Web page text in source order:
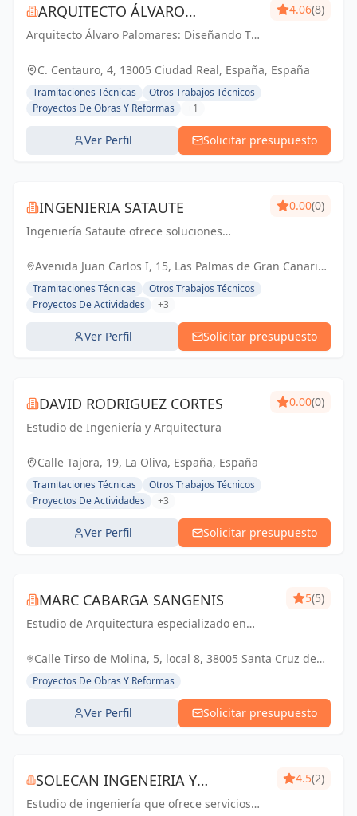
ARQUITECTO ÁLVARO
PALOMARES
Arquitecto Álvaro Palomares: Diseñando Tu
4.06(8)
C. Centauro, 4, 13005 Ciudad Real, España, España
Tramitaciones Técnicas
Otros Trabajos Técnicos
Proyectos De Obras Y Reformas
+1
Ver Perfil Solicitar presupuesto
INGENIERIA SATAUTE
Ingeniería Sataute ofrece soluciones
un equipo multidisciplinario. Especializados
0.00(0)
Avenida Juan Carlos I, 15, Las Palmas de Gran Canaria,
España, España
Tramitaciones Técnicas
Otros Trabajos Técnicos
Proyectos De Actividades
+3
Ver Perfil Solicitar presupuesto
DAVID RODRIGUEZ CORTES
Estudio de Ingeniería y Arquitectura
0.00(0)
Calle Tajora, 19, La Oliva, España, España
Tramitaciones Técnicas
Otros Trabajos Técnicos
Proyectos De Actividades
+3
Ver Perfil Solicitar presupuesto
MARC CABARGA SANGENIS
Estudio de Arquitectura especializado en
5(5)
Calle Tirso de Molina, 5, local 8, 38005 Santa Cruz de
Tenerife, España, España
Proyectos De Obras Y Reformas
Ver Perfil Solicitar presupuesto
SOLECAN INGENEIRIA Y
DESPACHO TÉCNICO
Estudio de ingeniería que ofrece servicios
4.5(2)